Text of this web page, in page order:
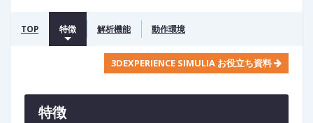
TOP 特徴 解析機能 動作環境
3DEXPERIENCE SIMULIA お役立ち資料
特徴